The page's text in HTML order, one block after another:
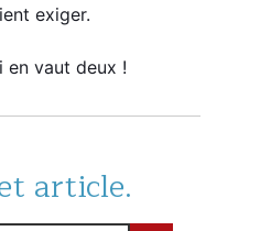
exiger.
en vaut deux !
article.